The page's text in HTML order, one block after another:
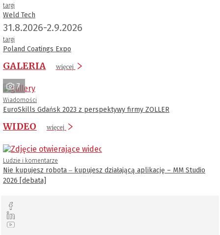
targi
Weld Tech
31.8.2026-2.9.2026
targi
Poland Coatings Expo
GALERIA więcej
7
Wiadomości
EuroSkills Gdańsk 2023 z perspektywy firmy ZOLLER
WIDEO więcej
Ludzie i komentarze
Nie kupujesz robota ‒ kupujesz działającą aplikację – MM Studio
2026 [debata]